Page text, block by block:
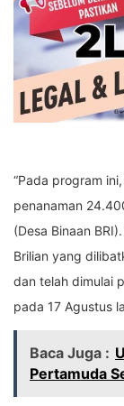
“Pada program
penanaman
(Desa Binaan
Brilian yang
dan telah dimulai
pada 17 Agustus
Baca Juga :
Pertamuda